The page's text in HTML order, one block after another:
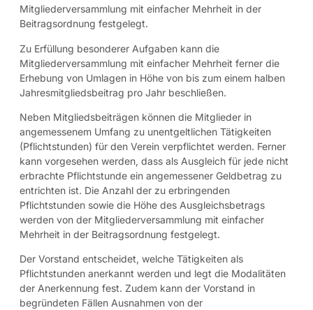
Mitgliederversammlung mit einfacher Mehrheit in der
Beitragsordnung festgelegt.
Zu Erfüllung besonderer Aufgaben kann die
Mitgliederversammlung mit einfacher Mehrheit ferner die
Erhebung von Umlagen in Höhe von bis zum einem halben
Jahresmitgliedsbeitrag pro Jahr beschließen.
Neben Mitgliedsbeiträgen können die Mitglieder in
angemessenem Umfang zu unentgeltlichen Tätigkeiten
(Pflichtstunden) für den Verein verpflichtet werden. Ferner
kann vorgesehen werden, dass als Ausgleich für jede nicht
erbrachte Pflichtstunde ein angemessener Geldbetrag zu
entrichten ist. Die Anzahl der zu erbringenden
Pflichtstunden sowie die Höhe des Ausgleichsbetrags
werden von der Mitgliederversammlung mit einfacher
Mehrheit in der Beitragsordnung festgelegt.
Der Vorstand entscheidet, welche Tätigkeiten als
Pflichtstunden anerkannt werden und legt die Modalitäten
der Anerkennung fest. Zudem kann der Vorstand in
begründeten Fällen Ausnahmen von der